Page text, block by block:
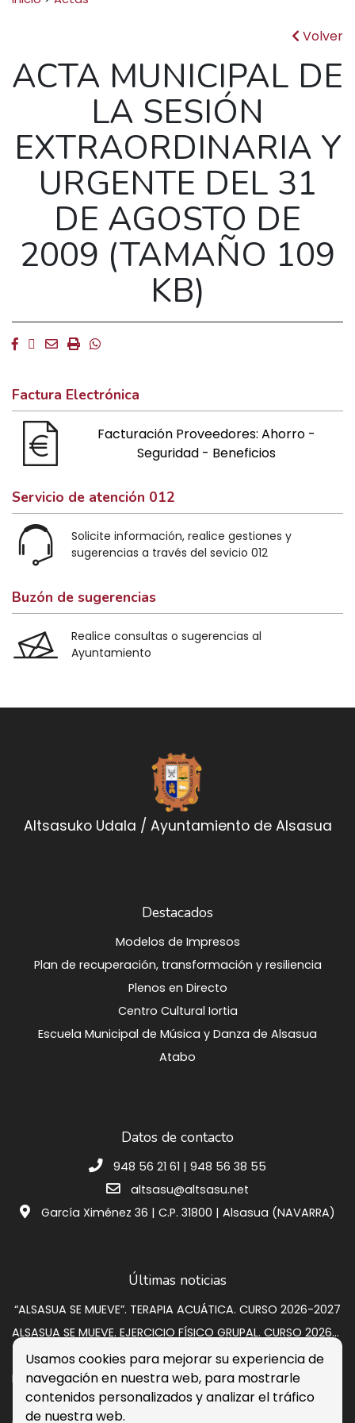
Volver
ACTA MUNICIPAL DE
LA SESIÓN
EXTRAORDINARIA Y
URGENTE DEL 31
DE AGOSTO DE
2009 (TAMAÑO 109
KB)
Facebook
Twitter
EmailImprimirWhatsapp
Factura Electrónica
Facturación Proveedores: Ahorro -
Seguridad - Beneficios
Servicio de atención 012
Solicite información, realice gestiones y
sugerencias a través del sevicio 012
Buzón de sugerencias
Realice consultas o sugerencias al
Ayuntamiento
Altsasuko Udala / Ayuntamiento de Alsasua
Destacados
Modelos de Impresos
Plan de recuperación, transformación y resiliencia
Plenos en Directo
Centro Cultural Iortia
Escuela Municipal de Música y Danza de Alsasua
Atabo
Datos de contacto
948 56 21 61 | 948 56 38 55
altsasu@altsasu.net
García Ximénez 36 | C.P. 31800 | Alsasua (NAVARRA)
Últimas noticias
“ALSASUA SE MUEVE”. TERAPIA ACUÁTICA. CURSO 2026-2027
ALSASUA SE MUEVE. EJERCICIO FÍSICO GRUPAL. CURSO 2026-2027
SUBASTA VIVIENDA EN CALLE GRUPO SAN PEDRO A 2
Listados provisionales escuelas deportivas 2026-2027
Usamos cookies para mejorar su experiencia de
navegación en nuestra web, para mostrarle
contenidos personalizados y analizar el tráfico
de nuestra web.